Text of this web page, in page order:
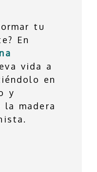
tu
En
vida a
en
y
la madera